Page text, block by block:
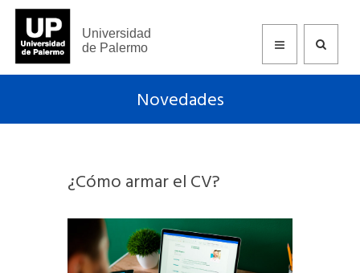
Universidad
de Palermo
Novedades
¿Cómo armar el CV?